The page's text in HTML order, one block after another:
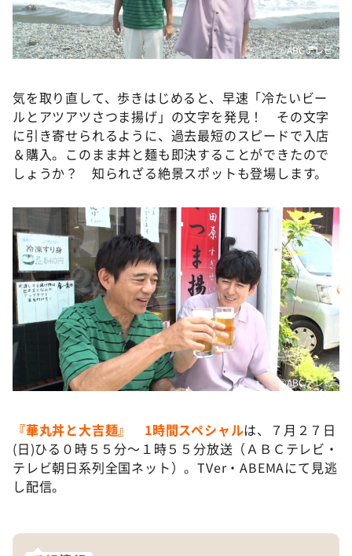
©️ABCテレビ
気を取り直して、歩きはじめると、早速「冷たいビー
ルとアツアツさつま揚げ」の文字を発見！ その文字
に引き寄せられるように、過去最短のスピードで入店
＆購入。このまま丼と麺も即決することができたので
しょうか？ 知られざる絶景スポットも登場します。
©️ABCテレビ
『華丸丼と大吉麺』 1時間スペシャルは、７月２７日
(日)ひる０時５５分～１時５５分放送（ＡＢＣテレビ・
テレビ朝日系列全国ネット）。TVer・ABEMAにて見逃
し配信。